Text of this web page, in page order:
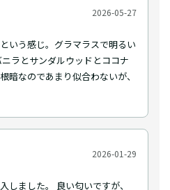
2026-05-27
いう感じ。グラマラスで明るい
ラとサンダルウッドとココナ
暗なのであまり似合わないが、
2026-01-29
しました。 良い匂いですが、